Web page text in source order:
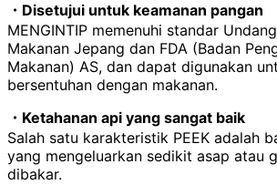
・Disetujui untuk keamanan pangan
MENGINTIP memenuhi standar
Makanan Jepang dan FDA (Badan
Makanan) AS, dan dapat digunakan
bersentuhan dengan makanan.
・Ketahanan api yang sangat baik
Salah satu karakteristik PEEK adalah
yang mengeluarkan sedikit asap atau
dibakar.